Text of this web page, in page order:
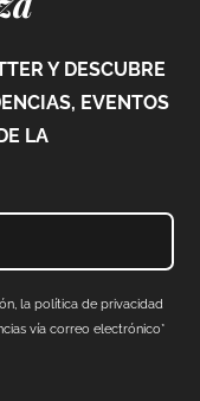
Y DESCUBRE
EVENTOS
LA
la política de privacidad
vía correo electrónico*